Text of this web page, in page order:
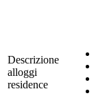
Descrizione
alloggi
residence